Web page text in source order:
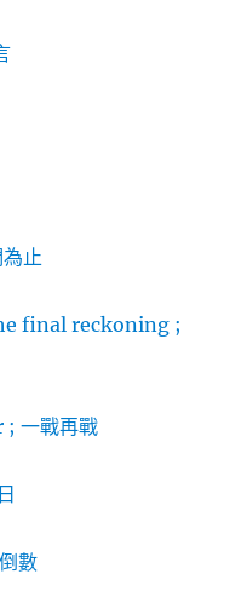
止
final reckoning ;
一戰再戰
數